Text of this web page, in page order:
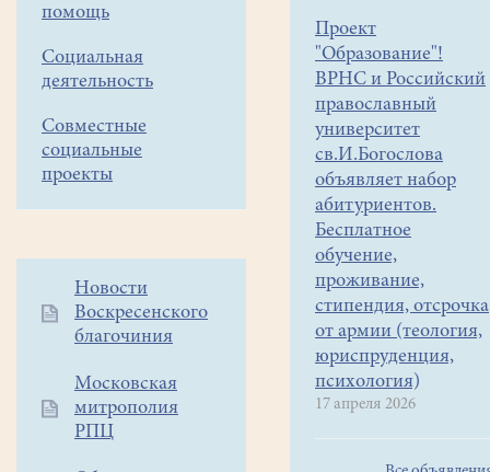
помощь
Социальная
деятельность
Совместные
социальные
проекты
Дополнительное
меню
Новости
Воскресенского
благочиния
Московская
митрополия
РПЦ
Кодюкова,
Елена
Борушко
Описание:
Мультфильм
доходчивой
форме
расскажет
Азбуке
церковнославянской.
Проект
"Образование"!
ВРНС и Российский
православный
университет
св.И.Богослова
объявляет набор
абитуриентов.
Бесплатное
обучение,
проживание,
стипендия, отсрочка
от армии (теология,
юриспруденция,
психология)
17 апреля 2026